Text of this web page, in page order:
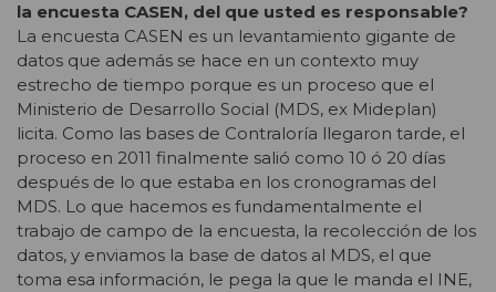
la encuesta CASEN, del que usted es responsable?
La encuesta CASEN es un levantamiento gigante de
datos que además se hace en un contexto muy
estrecho de tiempo porque es un proceso que el
Ministerio de Desarrollo Social (MDS, ex Mideplan)
licita. Como las bases de Contraloría llegaron tarde, el
proceso en 2011 finalmente salió como 10 ó 20 días
después de lo que estaba en los cronogramas del
MDS. Lo que hacemos es fundamentalmente el
trabajo de campo de la encuesta, la recolección de los
datos, y enviamos la base de datos al MDS, el que
toma esa información, le pega la que le manda el INE,